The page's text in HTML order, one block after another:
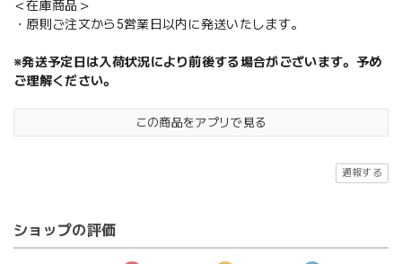
＜在庫商品＞
・原則ご注文から5営業日以内に発送いたします。
※発送予定日は入荷状況により前後する場合がございます。予め
ご理解ください。
この商品をアプリで見る
通報する
ショップの評価